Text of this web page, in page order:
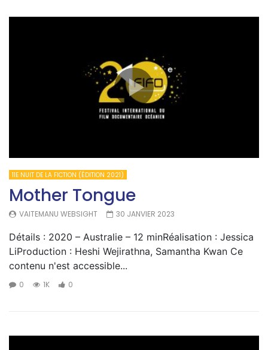
11E NUIT DE LA FICTION (ÉDITION 2021)
Mother Tongue
VAITEMANU WEBSIGHT 30 JANVIER 2023
Détails : 2020 – Australie – 12 minRéalisation : Jessica
LiProduction : Heshi Wejirathna, Samantha Kwan Ce
contenu n'est accessible...
0 1K 0